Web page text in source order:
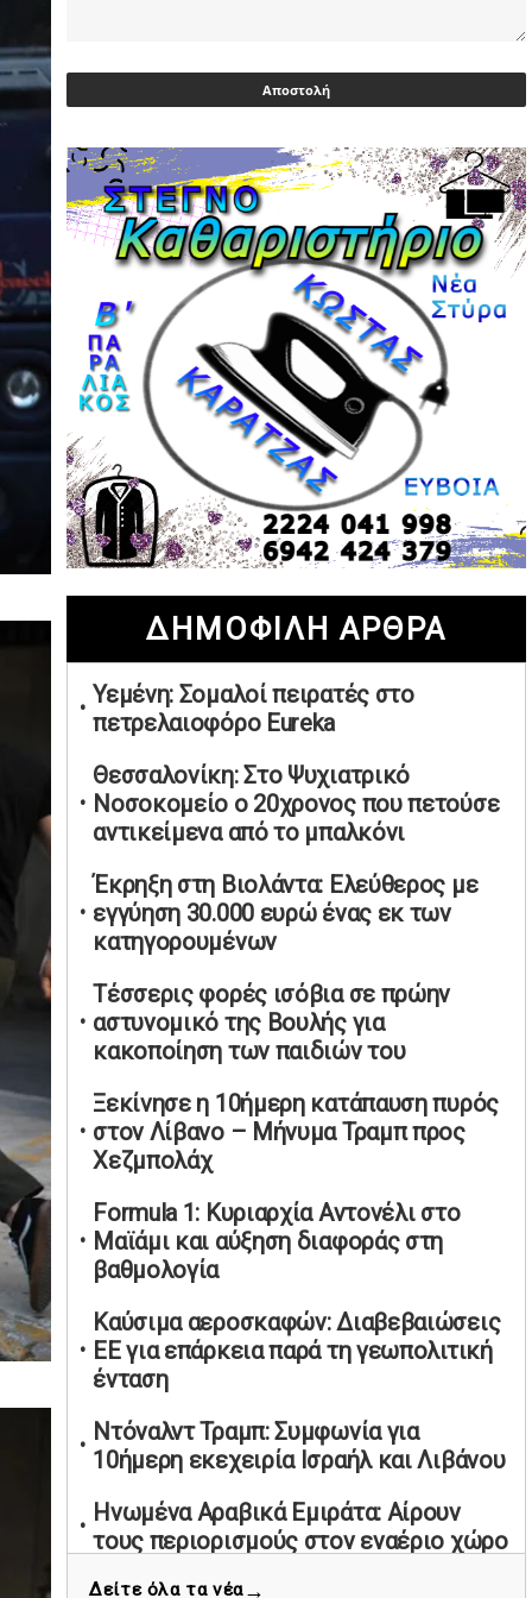
ΠΑΣΟΚ διεκδικεί ρόλο εναλλακτικής
πρότασης εξουσίας
Ακρίβεια: Με λίστα και περιορισμένες
επιλογές οι αγορές των νοικοκυριών
03/05/2026 | 07:59
Υεμένη: Σομαλοί πειρατές στο
πετρελαιοφόρο Eureka
03/05/2026 | 06:40
Αντιδρά μετά από 17 ημέρες νοσηλείας
ο Γιώργος Μυλωνάκης, τον
επισκέφτηκε ο πρωθυπουργός
02/05/2026 | 20:54
Μεντιλίμπαρ: Ξεχωριστό το κλίμα σε
κάθε παιχνίδι ΠΑΟΚ και Ολυμπιακού
02/05/2026 | 20:28
Περιστέρι: Ένταση μεταξύ ανηλίκων
άφησε δύο 15χρονους τραυματίες
Ηνωμένα Αραβικά Εμιράτα: Αίρουν
τους περιορισμούς στον εναέριο χώρο
Η Αθηνά Λινού αφήνει ανοιχτό το
ενδεχόμενο ένταξης στον νέο
02/05/2026 | 17:01
Αταμάν: Κανείς δεν έχει δικαίωμα να
μιλά για τον πρόεδρο και την
οικογένειά του
02/05/2026 | 15:59
Μαρινάκης: Ο Ανδρουλάκης
υπαναχώρησε στις συμφωνίες για τις
Ανεξάρτητες Αρχές
02/05/2026 | 09:36
code για πωλήσεις καπνικών και
αλκοόλ σε 88.000 σημεία
02/05/2026 | 06:26
Καύσιμα αεροσκαφών: Διαβεβαιώσεις
ΕΕ για επάρκεια παρά τη γεωπολιτική
ένταση
01/05/2026 | 19:54
Βελόπουλος: Κριτική σε πολιτικούς
αρχηγούς για δηλώσεις την
Πρωτομαγιά
01/05/2026 | 19:33
ΔΗΜΟΦΙΛΗ ΑΡΘΡΑ
Υεμένη: Σομαλοί πειρατές στο
πετρελαιοφόρο Eureka
Θεσσαλονίκη: Στο Ψυχιατρικό
Νοσοκομείο ο 20χρονος που πετούσε
αντικείμενα από το μπαλκόνι
Έκρηξη στη Βιολάντα: Ελεύθερος με
εγγύηση 30.000 ευρώ ένας εκ των
κατηγορουμένων
Τέσσερις φορές ισόβια σε πρώην
αστυνομικό της Βουλής για
κακοποίηση των παιδιών του
Ξεκίνησε η 10ήμερη κατάπαυση πυρός
στον Λίβανο – Μήνυμα Τραμπ προς
Χεζμπολάχ
Formula 1: Κυριαρχία Αντονέλι στο
Μαϊάμι και αύξηση διαφοράς στη
βαθμολογία
Καύσιμα αεροσκαφών: Διαβεβαιώσεις
ΕΕ για επάρκεια παρά τη γεωπολιτική
ένταση
Ντόναλντ Τραμπ: Συμφωνία για
10ήμερη εκεχειρία Ισραήλ και Λιβάνου
Ηνωμένα Αραβικά Εμιράτα: Αίρουν
τους περιορισμούς στον εναέριο χώρο
Δείτε όλα τα νέα→